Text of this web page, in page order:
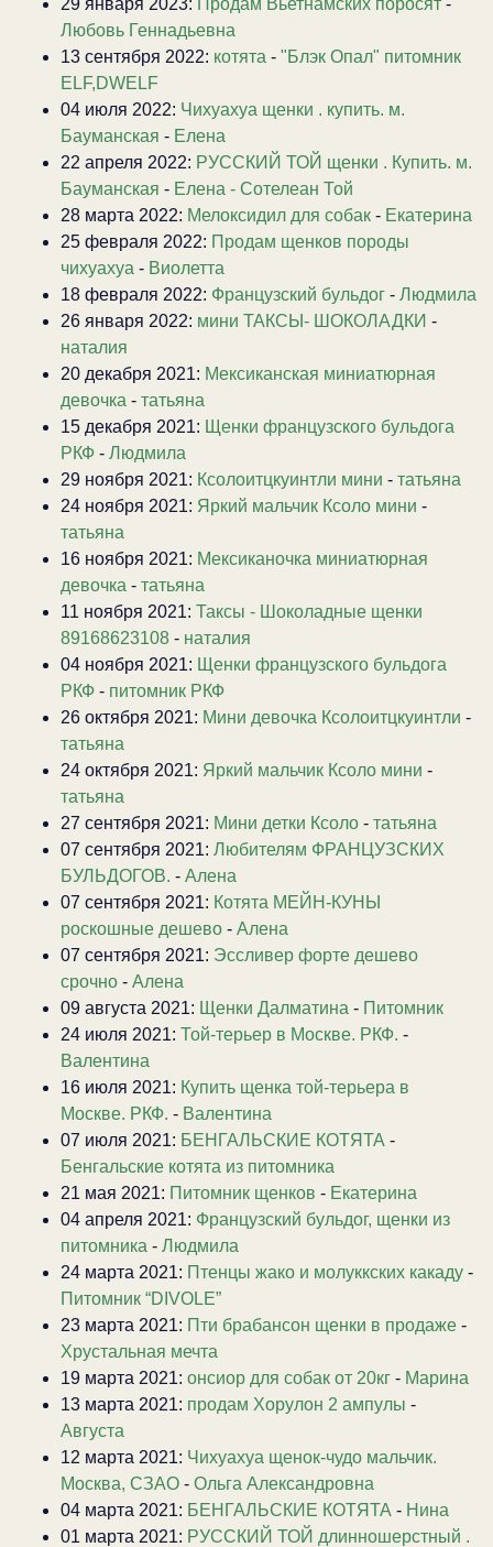
Любовь Геннадьевна
13 сентября 2022: котята - "Блэк Опал" питомник
ELF,DWELF
04 июля 2022: Чихуахуа щенки . купить. м.
Бауманская - Елена
22 апреля 2022: РУССКИЙ ТОЙ щенки . Купить. м.
Бауманская - Елена - Сотелеан Той
28 марта 2022: Мелоксидил для собак - Екатерина
25 февраля 2022: Продам щенков породы
чихуахуа - Виолетта
18 февраля 2022: Французский бульдог - Людмила
26 января 2022: мини ТАКСЫ- ШОКОЛАДКИ -
наталия
20 декабря 2021: Мексиканская миниатюрная
девочка - татьяна
15 декабря 2021: Щенки французского бульдога
РКФ - Людмила
29 ноября 2021: Ксолоитцкуинтли мини - татьяна
24 ноября 2021: Яркий мальчик Ксоло мини -
татьяна
16 ноября 2021: Мексиканочка миниатюрная
девочка - татьяна
11 ноября 2021: Таксы - Шоколадные щенки
89168623108 - наталия
04 ноября 2021: Щенки французского бульдога
РКФ - питомник РКФ
26 октября 2021: Мини девочка Ксолоитцкуинтли -
татьяна
24 октября 2021: Яркий мальчик Ксоло мини -
татьяна
27 сентября 2021: Мини детки Ксоло - татьяна
07 сентября 2021: Любителям ФРАНЦУЗСКИХ
БУЛЬДОГОВ. - Алена
07 сентября 2021: Котята МЕЙН-КУНЫ
роскошные дешево - Алена
07 сентября 2021: Эссливер форте дешево
срочно - Алена
09 августа 2021: Щенки Далматина - Питомник
24 июля 2021: Той-терьер в Москве. РКФ. -
Валентина
16 июля 2021: Купить щенка той-терьера в
Москве. РКФ. - Валентина
07 июля 2021: БЕНГАЛЬСКИЕ КОТЯТА -
Бенгальские котята из питомника
21 мая 2021: Питомник щенков - Екатерина
04 апреля 2021: Французский бульдог, щенки из
питомника - Людмила
24 марта 2021: Птенцы жако и молуккских какаду -
Питомник “DIVOLE”
23 марта 2021: Пти брабансон щенки в продаже -
Хрустальная мечта
19 марта 2021: онсиор для собак от 20кг - Марина
13 марта 2021: продам Хорулон 2 ампулы -
Августа
12 марта 2021: Чихуахуа щенок-чудо мальчик.
Москва, СЗАО - Ольга Александровна
04 марта 2021: БЕНГАЛЬСКИЕ КОТЯТА - Нина
01 марта 2021: РУССКИЙ ТОЙ длинношерстный .